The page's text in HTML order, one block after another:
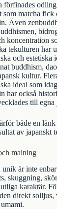
förfinades
matcha fick
Även
koncentration
tekulturen har
och estetiska
buddhism,
kultur.
ideal som
har också
till egna
både en
av japanskt
malning
är inte
skuggning,
karaktär.
direkt